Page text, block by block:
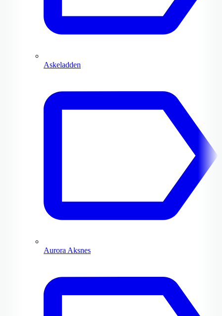
Askeladden
Aurora Aksnes